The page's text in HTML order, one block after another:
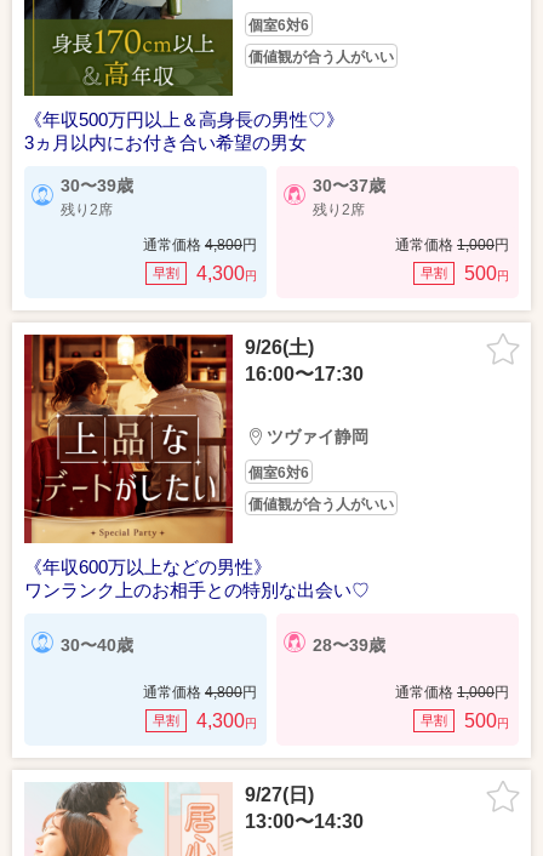
個室6対6
価値観が合う人がいい
《年収500万円以上＆高身長の男性♡》
3ヵ月以内にお付き合い希望の男女
30〜39歳
残り2席
通常価格 4,800円
早割 4,300円
30〜37歳
残り2席
通常価格 1,000円
早割 500円
9/26(土)
16:00〜17:30
ツヴァイ静岡
個室6対6
価値観が合う人がいい
《年収600万以上などの男性》
ワンランク上のお相手との特別な出会い♡
30〜40歳
通常価格 4,800円
早割 4,300円
28〜39歳
通常価格 1,000円
早割 500円
9/27(日)
13:00〜14:30